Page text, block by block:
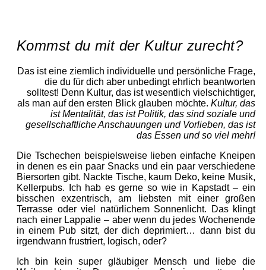
Kommst du mit der Kultur zurecht?
Das ist eine ziemlich individuelle und persönliche Frage,
die du für dich aber unbedingt ehrlich beantworten
solltest! Denn Kultur, das ist wesentlich vielschichtiger,
als man auf den ersten Blick glauben möchte. Kultur, das
ist Mentalität, das ist Politik, das sind soziale und
gesellschaftliche Anschauungen und Vorlieben, das ist
das Essen und so viel mehr!
Die Tschechen beispielsweise lieben einfache Kneipen
in denen es ein paar Snacks und ein paar verschiedene
Biersorten gibt. Nackte Tische, kaum Deko, keine Musik,
Kellerpubs. Ich hab es gerne so wie in Kapstadt – ein
bisschen exzentrisch, am liebsten mit einer großen
Terrasse oder viel natürlichem Sonnenlicht. Das klingt
nach einer Lappalie – aber wenn du jedes Wochenende
in einem Pub sitzt, der dich deprimiert… dann bist du
irgendwann frustriert, logisch, oder?
Ich bin kein super gläubiger Mensch und liebe die